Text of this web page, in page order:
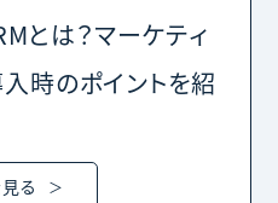
とは？マーケティ
時のポイントを紹
る